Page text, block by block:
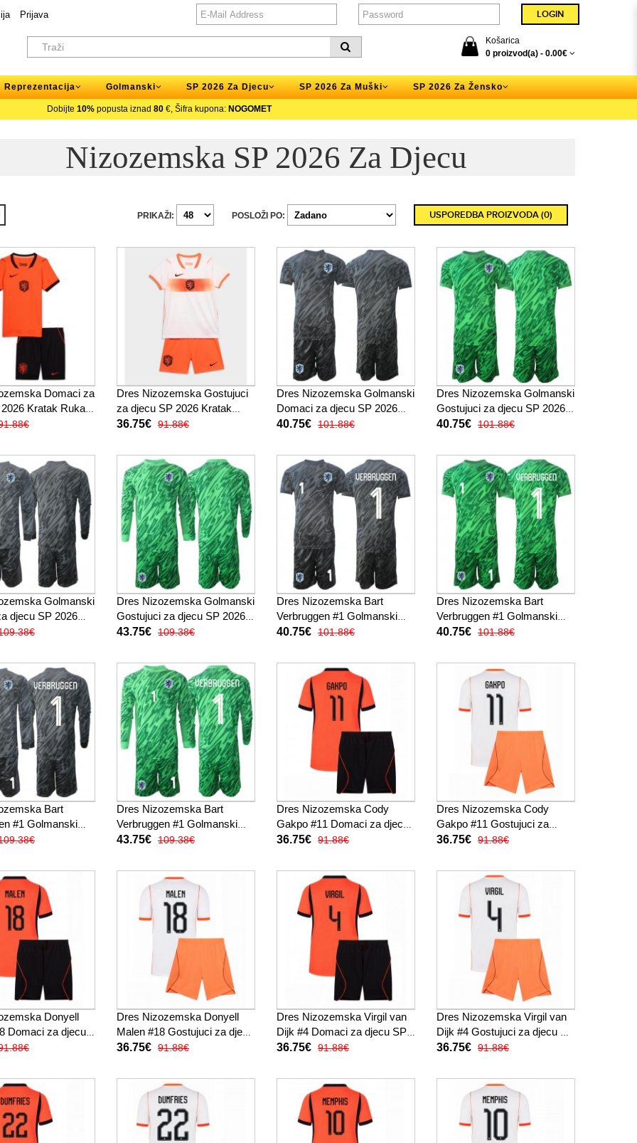
Prijava
Košarica
0 proizvod(a) - 0.00€
Reprezentacija Golmanski SP 2026 Za Djecu SP 2026 Za Muški SP 2026 Za Žensko
Dobijte 10% popusta iznad 80 €, Šifra kupona: NOGOMET
Nizozemska SP 2026 Za Djecu
USPOREDBA PROIZVODA (0)
POSLOŽI PO:
PRIKAŽI:
Domaci za
Kratak Rukav
Dres Nizozemska Gostujuci
za djecu SP 2026 Kratak
Rukav (+ kratke hlače)
36.75€ 91.88€
Dres Nizozemska Golmanski
Domaci za djecu SP 2026
Kratak Rukav (+ kratke
40.75€ 101.88€
Dres Nizozemska Golmanski
Gostujuci za djecu SP 2026
Kratak Rukav (+ kratke
40.75€ 101.88€
Golmanski
djecu SP 2026
(+ kratke hlače)
Dres Nizozemska Golmanski
Gostujuci za djecu SP 2026
Dugi Rukav (+ kratke hlače)
43.75€ 109.38€
Dres Nizozemska Bart
Verbruggen #1 Golmanski
Domaci za djecu SP 2026
hlače)
40.75€ 101.88€
Dres Nizozemska Bart
Verbruggen #1 Golmanski
Gostujuci za djecu SP 2026
hlače)
40.75€ 101.88€
Bart
#1 Golmanski
djecu SP 2026
Dres Nizozemska Bart
Verbruggen #1 Golmanski
Gostujuci za djecu SP 2026
43.75€ 109.38€
Dres Nizozemska Cody
Gakpo #11 Domaci za djecu
SP 2026 Kratak Rukav (+
36.75€ 91.88€
Dres Nizozemska Cody
Gakpo #11 Gostujuci za
djecu SP 2026 Kratak Rukav
36.75€ 91.88€
Donyell
Domaci za djecu
Rukav (+
Dres Nizozemska Donyell
Malen #18 Gostujuci za djecu
SP 2026 Kratak Rukav (+
36.75€ 91.88€
Dres Nizozemska Virgil van
Dijk #4 Domaci za djecu SP
2026 Kratak Rukav (+ kratke
36.75€ 91.88€
Dres Nizozemska Virgil van
Dijk #4 Gostujuci za djecu SP
2026 Kratak Rukav (+ kratke
36.75€ 91.88€